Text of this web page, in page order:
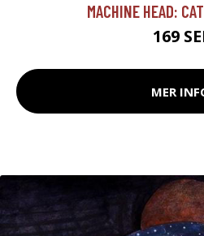
MACHINE HEAD:
169
MER